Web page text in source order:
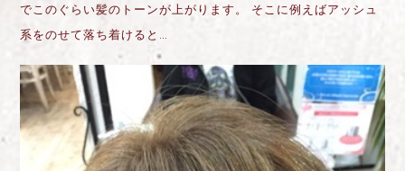
でこのぐらい髪のトーンが上がります。 そこに例えばアッシュ
系をのせて落ち着けると…